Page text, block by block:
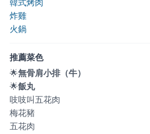
韓式烤肉
炸雞
火鍋
推薦菜色
🌟無骨肩小排（牛）
🌟飯丸
吱吱叫五花肉
梅花豬
五花肉